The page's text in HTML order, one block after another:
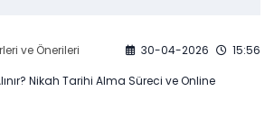
ve Önerileri 30-04-2026 15:56